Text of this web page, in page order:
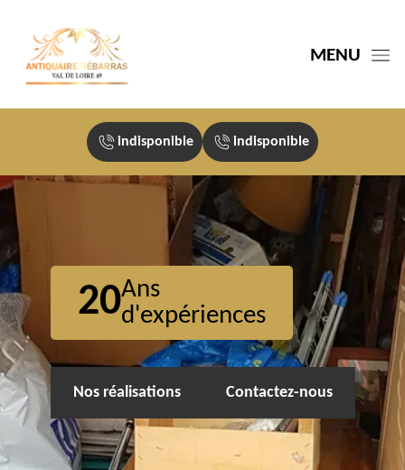
MENU
indisponible indisponible
20Ans
d'expériences
Nos réalisations Contactez-nous